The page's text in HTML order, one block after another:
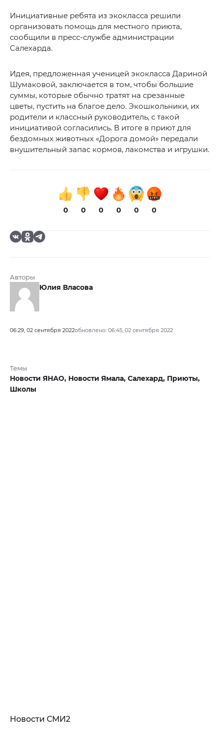
Инициативные ребята из экокласса решили
организовать помощь для местного приюта,
сообщили в пресс-службе администрации
Салехарда.
Идея, предложенная ученицей экокласса Дариной
Шумаковой, заключается в том, чтобы большие
суммы, которые обычно тратят на срезанные
цветы, пустить на благое дело. Экошкольники, их
родители и классный руководитель, с такой
инициативой согласились. В итоге в приют для
бездомных животных «Дорога домой» передали
внушительный запас кормов, лакомства и игрушки.
0 0 0 0 0 0
Авторы
Юлия Власова
06:29, 02 сентября 2022обновлено: 06:45, 02 сентября 2022
Темы
Новости ЯНАО, Новости Ямала, Салехард, Приюты,
Школы
Новости СМИ2